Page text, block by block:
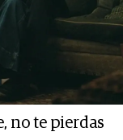
no te pierdas